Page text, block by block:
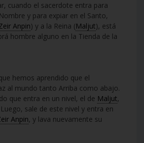
cuando el sacerdote entra para
y para expiar en el Santo,
Anpin) y a la Reina (Maljut), está
hombre alguno en la Tienda de la
hemos aprendido que el
al mundo tanto Arriba como abajo.
que entra en un nivel, el de Maljut,
sale de este nivel y entra en
Anpin, y lava nuevamente su